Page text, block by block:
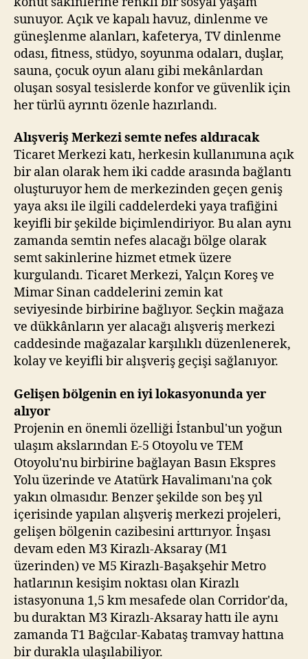
sunuyor. Açık ve kapalı havuz, dinlenme ve
güneşlenme alanları, kafeterya, TV dinlenme
odası, fitness, stüdyo, soyunma odaları, duşlar,
sauna, çocuk oyun alanı gibi mekânlardan
oluşan sosyal tesislerde konfor ve güvenlik için
her türlü ayrıntı özenle hazırlandı.
Alışveriş Merkezi semte nefes aldıracak
Ticaret Merkezi katı, herkesin kullanımına açık
bir alan olarak hem iki cadde arasında bağlantı
oluşturuyor hem de merkezinden geçen geniş
yaya aksı ile ilgili caddelerdeki yaya trafiğini
keyifli bir şekilde biçimlendiriyor. Bu alan aynı
zamanda semtin nefes alacağı bölge olarak
semt sakinlerine hizmet etmek üzere
kurgulandı. Ticaret Merkezi, Yalçın Koreş ve
Mimar Sinan caddelerini zemin kat
seviyesinde birbirine bağlıyor. Seçkin mağaza
ve dükkânların yer alacağı alışveriş merkezi
caddesinde mağazalar karşılıklı düzenlenerek,
kolay ve keyifli bir alışveriş geçişi sağlanıyor.
Gelişen bölgenin en iyi lokasyonunda yer
alıyor
Projenin en önemli özelliği İstanbul'un yoğun
ulaşım akslarından E-5 Otoyolu ve TEM
Otoyolu'nu birbirine bağlayan Basın Ekspres
Yolu üzerinde ve Atatürk Havalimanı'na çok
yakın olmasıdır. Benzer şekilde son beş yıl
içerisinde yapılan alışveriş merkezi projeleri,
gelişen bölgenin cazibesini arttırıyor. İnşası
devam eden M3 Kirazlı-Aksaray (M1
üzerinden) ve M5 Kirazlı-Başakşehir Metro
hatlarının kesişim noktası olan Kirazlı
istasyonuna 1,5 km mesafede olan Corridor'da,
bu duraktan M3 Kirazlı-Aksaray hattı ile aynı
zamanda T1 Bağcılar-Kabataş tramvay hattına
bir durakla ulaşılabiliyor.